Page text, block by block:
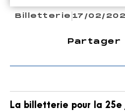
Billetterie 17/02/
Partager
La billetterie pour la 25e